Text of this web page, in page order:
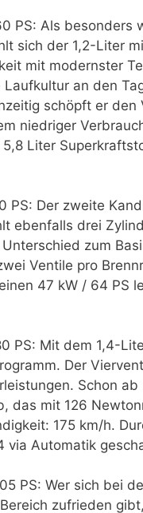
PS: Als besonders
sich der 1,2-Liter
mit modernster
Laufkultur an den
schöpft er
niedriger
Liter
PS: Der zweite
ebenfalls drei
zum
Ventile pro
47 kW / 64 PS
PS: Mit dem 1,4-
Der
Schon
das mit 126
175 km/h.
via Automatik
PS: Wer sich bei
zufrieden